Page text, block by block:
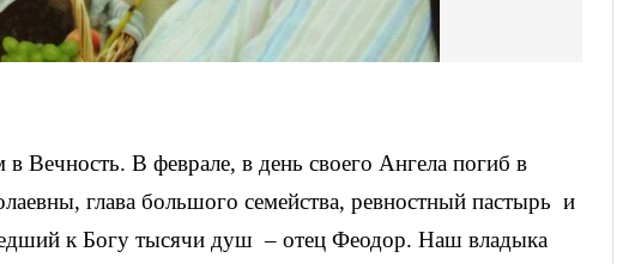
Вечность. В феврале, в день своего Ангела погиб в
глава большого семейства, ревностный пастырь и
к Богу тысячи душ – отец Феодор. Наш владыка